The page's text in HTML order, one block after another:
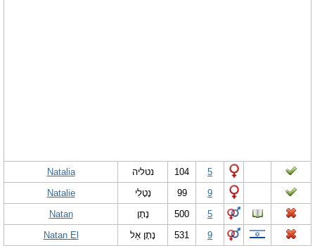
Natalia נטליה 104
5
Natalie
נָטָלִי 99
9
Natan
נָתָן 500
5
Natan El
נָתָן אֵל 531
9